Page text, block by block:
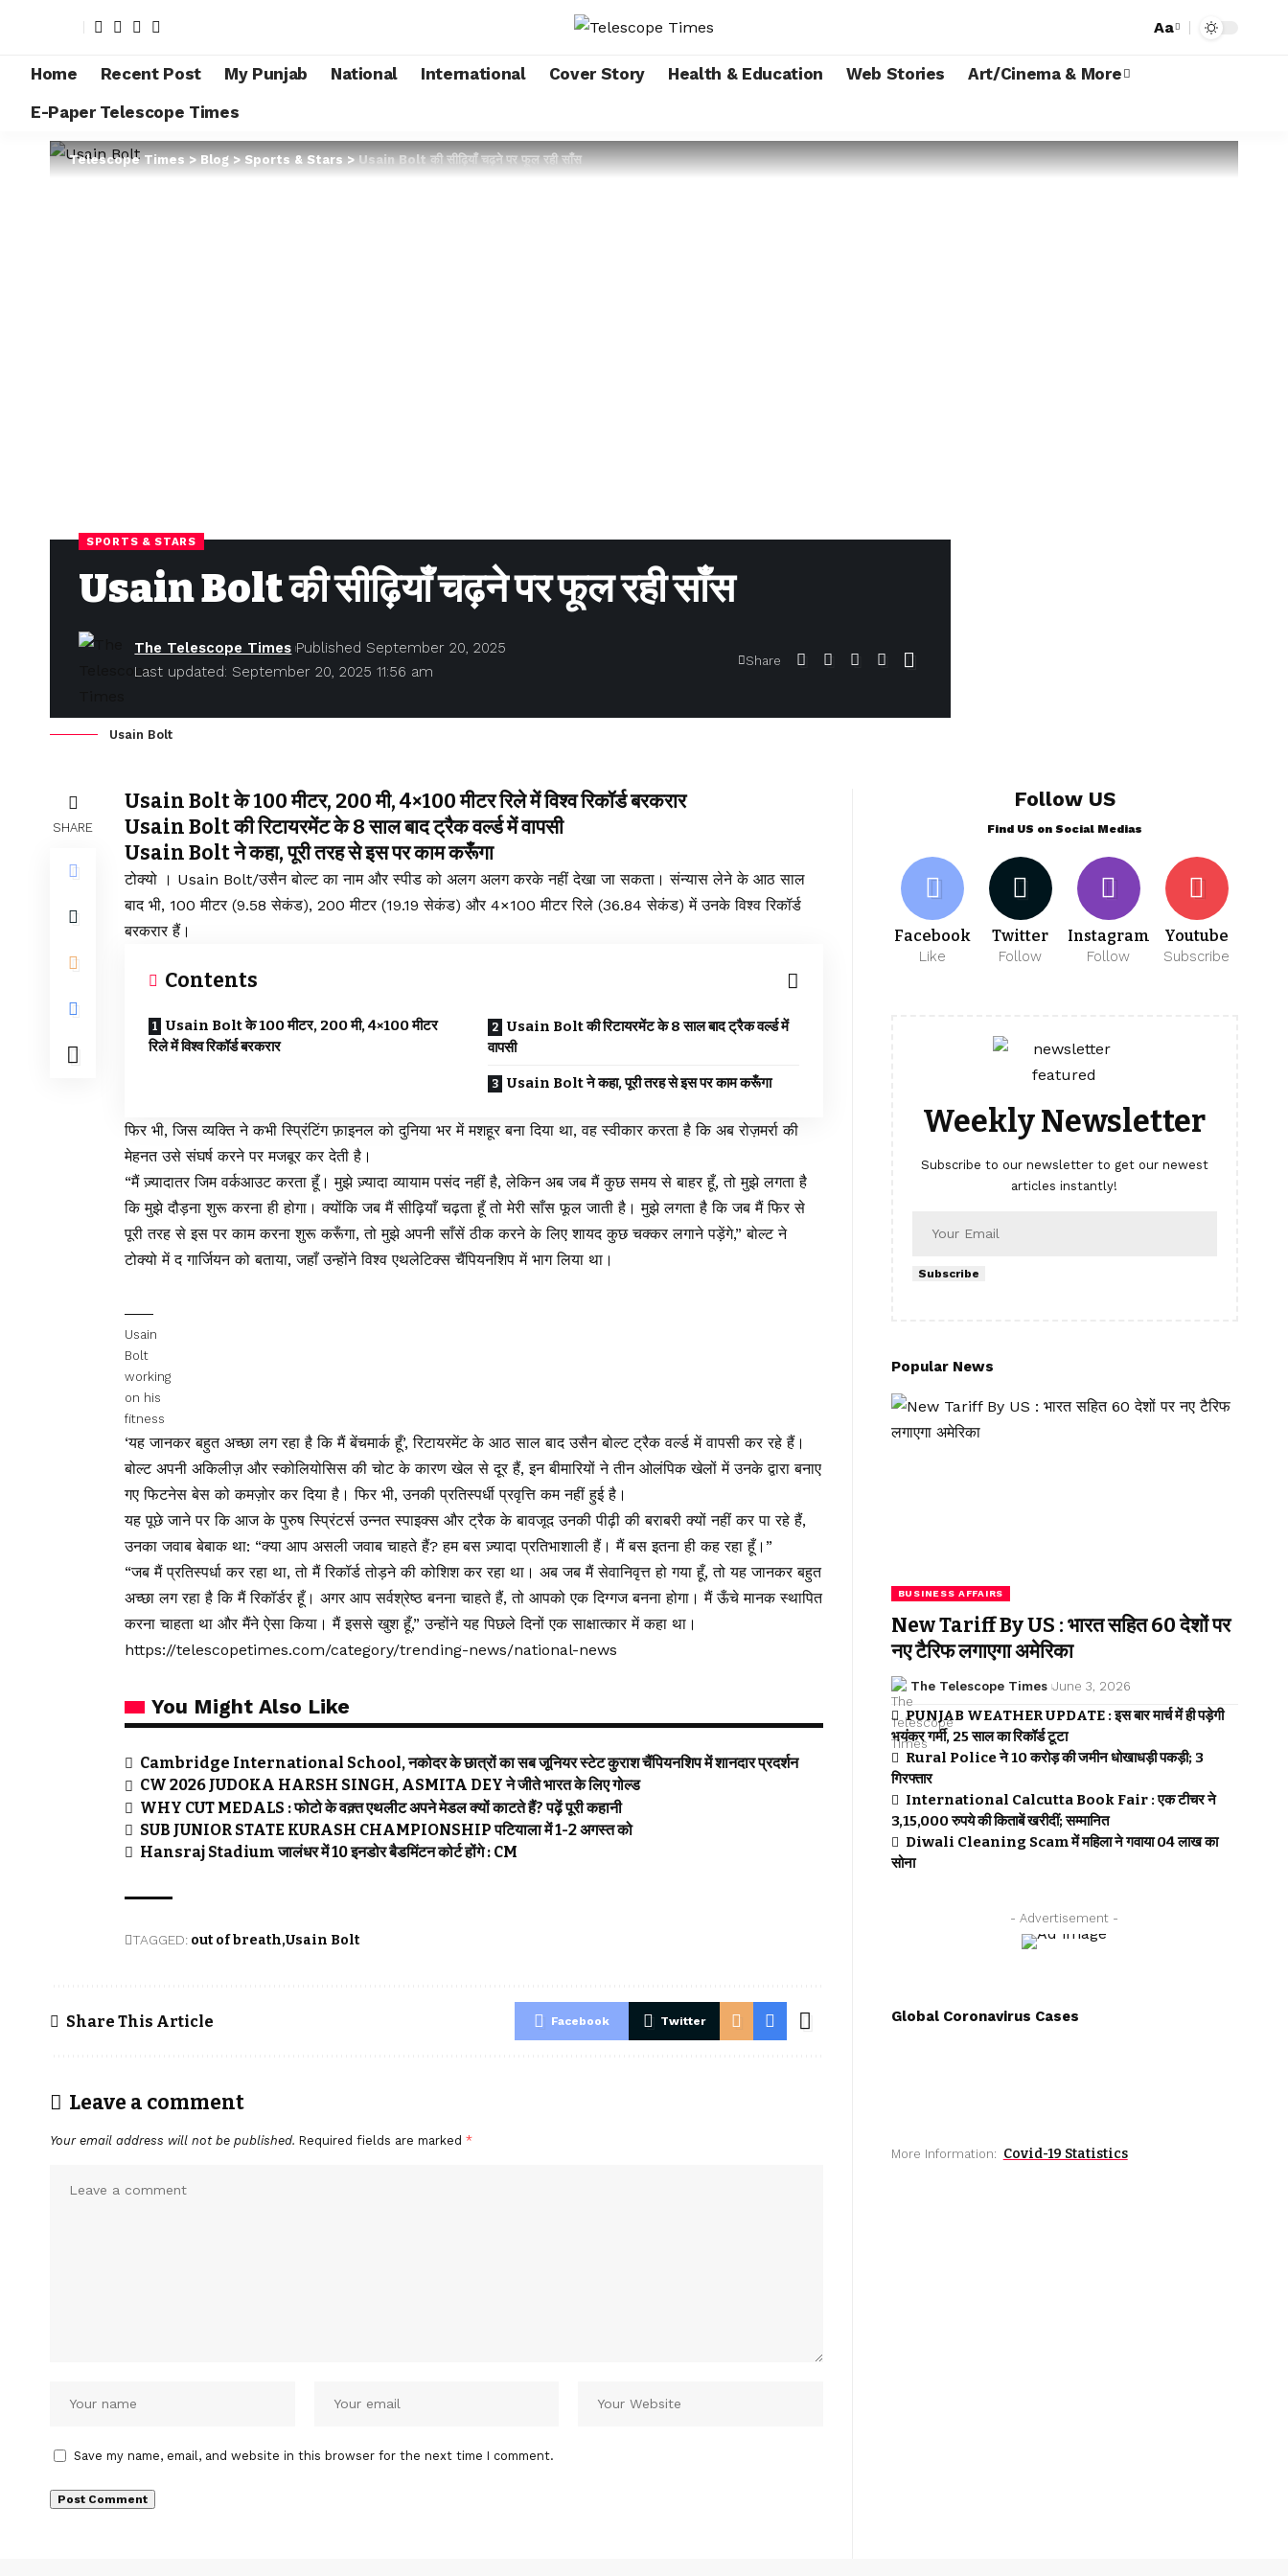
Aa
Home Recent Post My Punjab National International Cover Story Health & Education Web Stories
Art/Cinema & More
E-Paper Telescope Times
Telescope Times>Blog>Sports & Stars>Usain Bolt की सीढ़ियाँ चढ़ने पर फूल रही साँस
SPORTS & STARS
Usain Bolt की सीढ़ियाँ चढ़ने पर फूल रही साँस
Last updated: September 20, 2025 11:56 am
The Telescope Times Published September 20, 2025
Share
Usain Bolt
SHARE
Usain Bolt के 100 मीटर, 200 मी, 4×100 मीटर रिले में विश्व रिकॉर्ड बरकरार
Usain Bolt की रिटायरमेंट के 8 साल बाद ट्रैक वर्ल्ड में वापसी
Usain Bolt ने कहा, पूरी तरह से इस पर काम करूँगा
टोक्यो । Usain Bolt/उसैन बोल्ट का नाम और स्पीड को अलग अलग करके नहीं देखा जा सकता। संन्यास लेने के आठ साल
बाद भी, 100 मीटर (9.58 सेकंड), 200 मीटर (19.19 सेकंड) और 4×100 मीटर रिले (36.84 सेकंड) में उनके विश्व रिकॉर्ड
बरकरार हैं।
Contents
Usain Bolt के 100 मीटर, 200 मी, 4×100 मीटर
रिले में विश्व रिकॉर्ड बरकरार
Usain Bolt की रिटायरमेंट के 8 साल बाद ट्रैक वर्ल्ड में
वापसी
Usain Bolt ने कहा, पूरी तरह से इस पर काम करूँगा
फिर भी, जिस व्यक्ति ने कभी स्प्रिंटिंग फ़ाइनल को दुनिया भर में मशहूर बना दिया था, वह स्वीकार करता है कि अब रोज़मर्रा की
मेहनत उसे संघर्ष करने पर मजबूर कर देती है।
“मैं ज़्यादातर जिम वर्कआउट करता हूँ। मुझे ज़्यादा व्यायाम पसंद नहीं है, लेकिन अब जब मैं कुछ समय से बाहर हूँ, तो मुझे लगता है
कि मुझे दौड़ना शुरू करना ही होगा। क्योंकि जब मैं सीढ़ियाँ चढ़ता हूँ तो मेरी साँस फूल जाती है। मुझे लगता है कि जब मैं फिर से
पूरी तरह से इस पर काम करना शुरू करूँगा, तो मुझे अपनी साँसें ठीक करने के लिए शायद कुछ चक्कर लगाने पड़ेंगे,” बोल्ट ने
टोक्यो में द गार्जियन को बताया, जहाँ उन्होंने विश्व एथलेटिक्स चैंपियनशिप में भाग लिया था।
Usain
Bolt
working
on his
fitness
‘यह जानकर बहुत अच्छा लग रहा है कि मैं बेंचमार्क हूँ’, रिटायरमेंट के आठ साल बाद उसैन बोल्ट ट्रैक वर्ल्ड में वापसी कर रहे हैं।
बोल्ट अपनी अकिलीज़ और स्कोलियोसिस की चोट के कारण खेल से दूर हैं, इन बीमारियों ने तीन ओलंपिक खेलों में उनके द्वारा बनाए
गए फिटनेस बेस को कमज़ोर कर दिया है। फिर भी, उनकी प्रतिस्पर्धी प्रवृत्ति कम नहीं हुई है।
यह पूछे जाने पर कि आज के पुरुष स्प्रिंटर्स उन्नत स्पाइक्स और ट्रैक के बावजूद उनकी पीढ़ी की बराबरी क्यों नहीं कर पा रहे हैं,
उनका जवाब बेबाक था: “क्या आप असली जवाब चाहते हैं? हम बस ज़्यादा प्रतिभाशाली हैं। मैं बस इतना ही कह रहा हूँ।”
“जब मैं प्रतिस्पर्धा कर रहा था, तो मैं रिकॉर्ड तोड़ने की कोशिश कर रहा था। अब जब मैं सेवानिवृत्त हो गया हूँ, तो यह जानकर बहुत
अच्छा लग रहा है कि मैं रिकॉर्डर हूँ। अगर आप सर्वश्रेष्ठ बनना चाहते हैं, तो आपको एक दिग्गज बनना होगा। मैं ऊँचे मानक स्थापित
करना चाहता था और मैंने ऐसा किया। मैं इससे खुश हूँ,” उन्होंने यह पिछले दिनों एक साक्षात्कार में कहा था।
https://telescopetimes.com/category/trending-news/national-news
You Might Also Like
Cambridge International School, नकोदर के छात्रों का सब जूनियर स्टेट कुराश चैंपियनशिप में शानदार प्रदर्शन
CW 2026 JUDOKA HARSH SINGH, ASMITA DEY ने जीते भारत के लिए गोल्ड
WHY CUT MEDALS : फोटो के वक़्त एथलीट अपने मेडल क्यों काटते हैं? पढ़ें पूरी कहानी
SUB JUNIOR STATE KURASH CHAMPIONSHIP पटियाला में 1-2 अगस्त को
Hansraj Stadium जालंधर में 10 इनडोर बैडमिंटन कोर्ट होंगे : CM
TAGGED: out of breath Usain Bolt
Share This Article Facebook Twitter
Leave a comment
Your email address will not be published. Required fields are marked *
Save my name, email, and website in this browser for the next time I comment.
Follow US
Find US on Social Medias
Facebook
Like
Twitter
Follow
Instagram
Follow
Youtube
Subscribe
Weekly Newsletter
Subscribe to our newsletter to get our newest
articles instantly!
Subscribe
Popular News
BUSINESS AFFAIRS
New Tariff By US : भारत सहित 60 देशों पर
नए टैरिफ लगाएगा अमेरिका
The Telescope Times June 3, 2026
PUNJAB WEATHER UPDATE : इस बार मार्च में ही पड़ेगी
भयंकर गर्मी, 25 साल का रिकॉर्ड टूटा
Rural Police ने 10 करोड़ की जमीन धोखाधड़ी पकड़ी; 3
गिरफ्तार
International Calcutta Book Fair : एक टीचर ने
3,15,000 रुपये की किताबें खरीदीं; सम्मानित
Diwali Cleaning Scam में महिला ने गवाया 04 लाख का
सोना
- Advertisement -
Global Coronavirus Cases
More Information: Covid-19 Statistics